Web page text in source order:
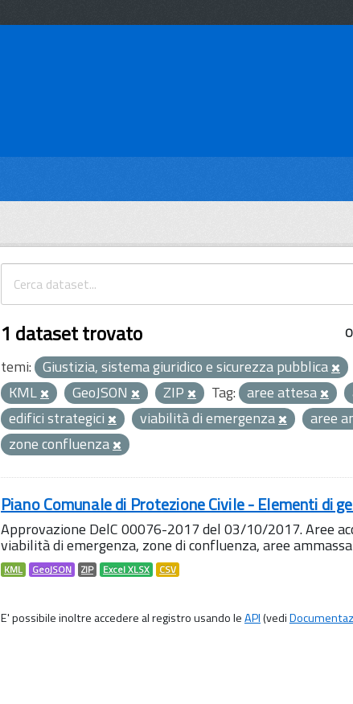
1 dataset trovato
temi: Giustizia, sistema giuridico e sicurezza pubblica
KML
GeoJSON ZIP Tag: aree attesa
edifici strategici
viabilità di emergenza
aree
zone confluenza
Piano Comunale di Protezione Civile - Elementi di
Approvazione DelC 00076-2017 del 03/10/2017. Aree
viabilità di emergenza, zone di confluenza, aree
KML GeoJSON ZIP Excel XLSX CSV
E' possibile inoltre accedere al registro usando leAPI(vedi